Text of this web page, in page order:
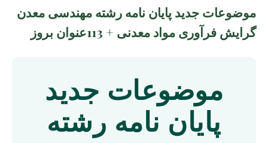
موضوعات جدید پایان نامه رشته مهندسی معدن
گرایش فرآوری مواد معدنی + 113عنوان بروز
موضوعات جدید
پایان نامه رشته